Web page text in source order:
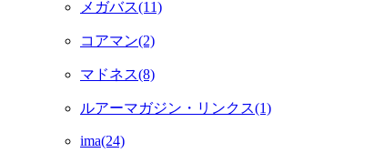
メガバス(11)
コアマン(2)
マドネス(8)
ルアーマガジン・リンクス(1)
ima(24)